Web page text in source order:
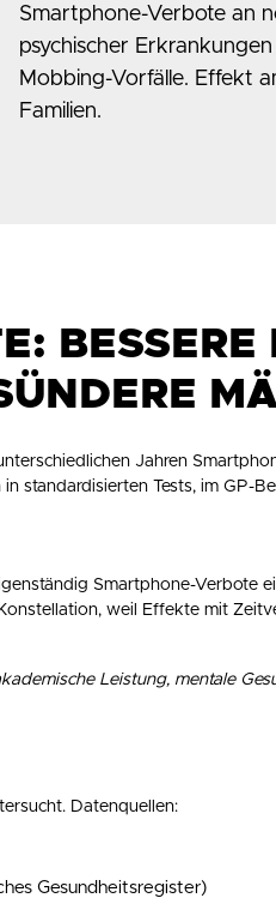
Smartphone-Verbote an
psychischer
Mobbing-Vorfälle. Effekt
Familien.
BESSERE
Jahren
standardisierten Tests, im GP-
Smartphone-Verbote
weil Effekte mit
Leistung, mentale
Datenquellen:
Gesundheitsregister)